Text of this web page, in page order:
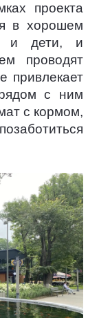
проекта
в хорошем
и дети, и
проводят
привлекает
с ним
с кормом,